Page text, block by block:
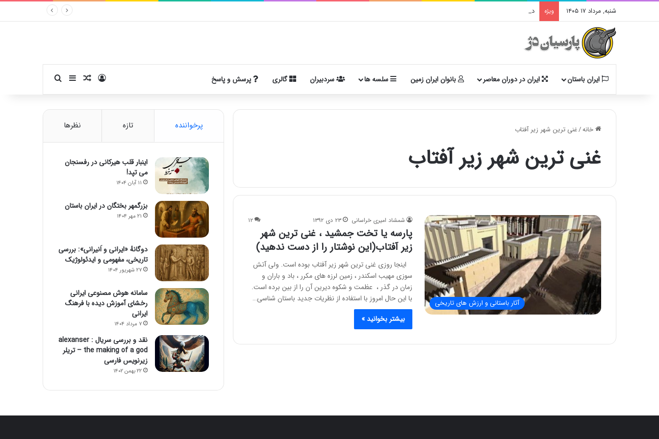
شنبه, مرداد ۱۷ ۱۴۰۵ ویژه دوگانهٔ «ایرانی و اَنیرانی»: بررسی تاریخی، مفهومی و ایدئولوژیک
ایران باستان ایران در دوران معاصر بانوان ایران زمین سلسه ها سردبیران گالری پرسش و پاسخ ورودنوشته تصادفی
سایدبارجستجو برای
خانه/غنی ترین شهر زیر آفتاب
غنی ترین شهر زیر آفتاب
آثار باستانی و ارزش های تاریخی
شمشاد امیری خراسانی ۲۳ دی ۱۳۹۲ ۱۲
پارسه یا تخت جمشید ، غنی ترین شهر
زیر آفتاب(این نوشتار را از دست ندهید)
اینجا روزی غنی ترین شهر زیر آفتاب بوده است. ولی آتش
سوزی مهیب اسکندر ، زمین لرزه های مکرر ، باد و باران و
زمان در گذر ، عظمت و شکوه دیرین آن را از بین برده است.
با این حال امروز با استفاده از نظریات جدید باستان شناسی…
بیشتر بخوانید »
پرخواننده تازه نظرها
اینبار قلب هیرکانی در رفسنجان
می تپد!
۱۱ آبان ۱۴۰۴
بزرگمهر بختگان در ایران باستان
۲۱ مهر ۱۴۰۴
دوگانهٔ «ایرانی و اَنیرانی»: بررسی
تاریخی، مفهومی و ایدئولوژیک
۲۷ شهریور ۱۴۰۴
سامانه هوش مصنوعی ایرانی
رخشای آموزش دیده با فرهنگ
ایرانی
۷ مرداد ۱۴۰۴
نقد و بررسی سریال alexanser :
the making of a god – تریلر
زیرنویس فارسی
۲۲ بهمن ۱۴۰۲